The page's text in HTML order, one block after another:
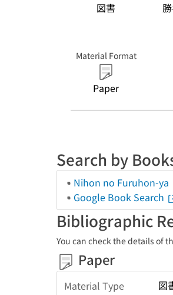
図書
Material Format
Paper
Search by
Nihon no Furuhon-ya
Google Book Search
Bibliographic
You can check the details of
Paper
Material Type 図